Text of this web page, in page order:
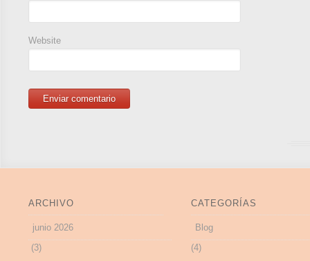
Website
ARCHIVO
junio 2026
(3)
CATEGORÍAS
Blog
(4)